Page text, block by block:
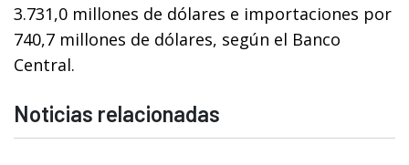
3.731,0 millones de dólares e importaciones por
740,7 millones de dólares, según el Banco
Central.
Noticias relacionadas